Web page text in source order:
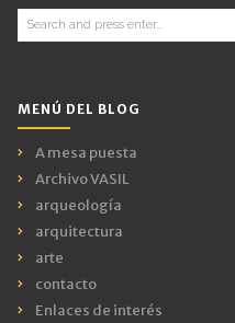
Search
for:
MENÚ DEL BLOG
A mesa puesta
Archivo VASIL
arqueología
arquitectura
arte
contacto
Enlaces de interés